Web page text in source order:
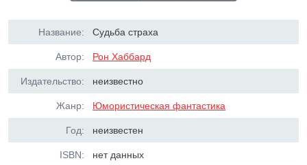
Название: Судьба страха
Автор: Рон Хаббард
Издательство: неизвестно
Жанр: Юмористическая фантастика
Год: неизвестен
ISBN: нет данных